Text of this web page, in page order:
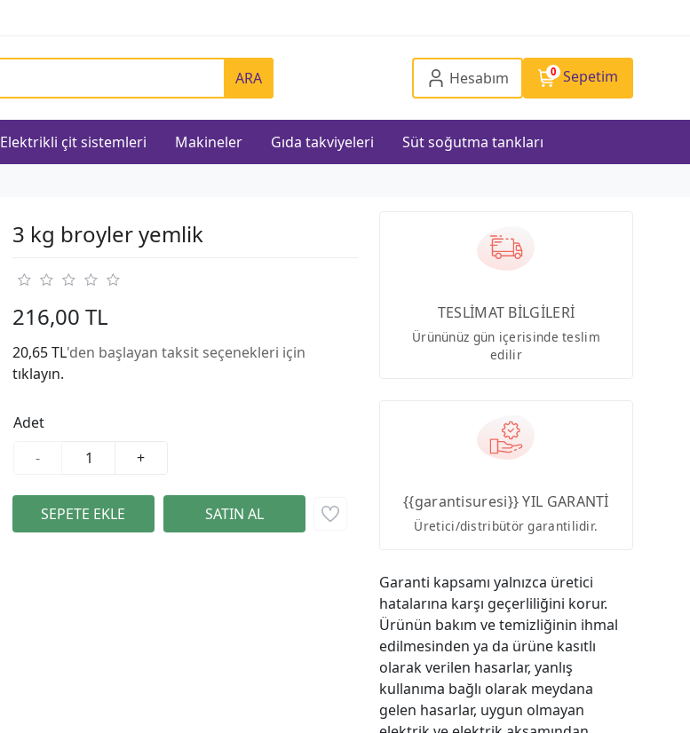
ARA Hesabım 0 Sepetim
Elektrikli çit sistemleri Makineler Gıda takviyeleri Süt soğutma tankları
3 kg broyler yemlik
216,00 TL
20,65 TL'den başlayan taksit seçenekleri için
tıklayın.
Adet
-
+
TESLİMAT BİLGİLERİ
Ürününüz gün içerisinde teslim
edilir
{{garantisuresi}} YIL GARANTİ
Üretici/distribütör garantilidir.
Garanti kapsamı yalnızca üretici
hatalarına karşı geçerliliğini korur.
Ürünün bakım ve temizliğinin ihmal
edilmesinden ya da ürüne kasıtlı
olarak verilen hasarlar, yanlış
kullanıma bağlı olarak meydana
gelen hasarlar, uygun olmayan